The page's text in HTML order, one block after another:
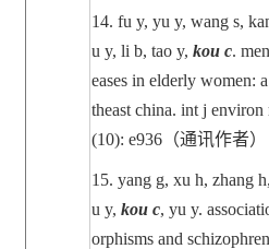
14. fu y, yu y, wang s,
u y, li b, tao y, kou c.
eases in elderly women:
theast china. int j
(10): e936（通讯作者）
15. yang g, xu h, zhang
u y, kou c, yu y.
orphisms and